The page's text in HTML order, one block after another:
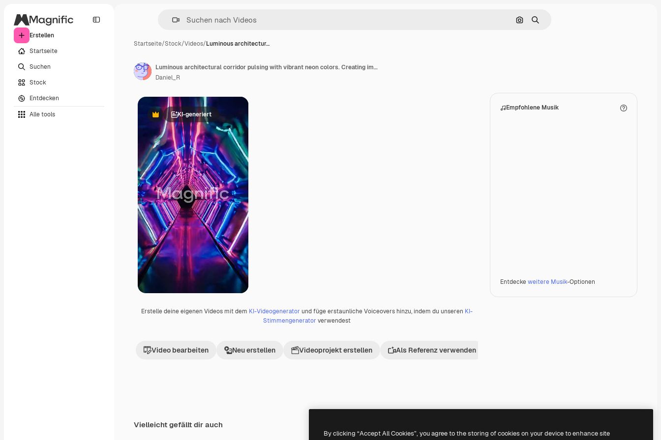
Erstellen
Startseite
Suchen
Stock
Entdecken
Alle tools
Nach Bild suchen
Suchen
Startseite/Stock/Videos/Luminous architectur…
PremiumKI-generiert
Erstelle deine eigenen Videos mit dem KI-Videogenerator und füge erstaunliche Voiceovers hinzu, indem du unseren KI-
Stimmengenerator verwendest
Video bearbeiten Neu erstellen Videoprojekt erstellen Als Referenz verwenden
Empfohlene Musik
Entdeckeweitere Musik-Optionen
Luminous architectural corridor pulsing with vibrant neon colors. Creating immersive digital dreamscape transforming through dynamic perspective shifts between light and dark energy
Daniel_R
Vielleicht gefällt dir auch
Generiert von KI Premium
Premium
Generiert von KI Premium
PremiumGeneriert von KI
By clicking “Accept All Cookies”, you agree to the storing of cookies on your device to enhance site